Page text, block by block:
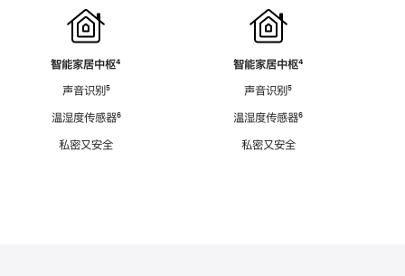
智能家居中枢脚
⁴
声音识别脚
⁵
温湿度传感器脚
⁶
私密又安全
智能家居中枢脚
⁴
声音识别脚
⁵
温湿度传感器脚
⁶
私密又安全